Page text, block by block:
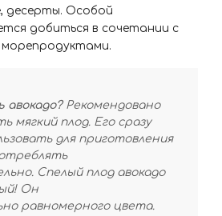
десерты. Особой
добиться в сочетании с
морепродуктами.
авокадо?Рекомендовано
мягкий плод. Его сразу
для приготовления
Спелый плод авокадо
Он
равномерного цвета.